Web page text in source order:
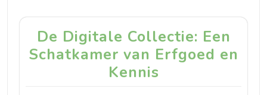
De Digitale Collectie: Een
Schatkamer van Erfgoed en
Kennis